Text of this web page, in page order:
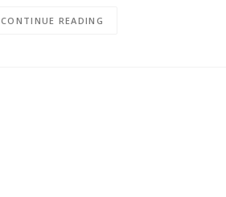
CONTINUE READING